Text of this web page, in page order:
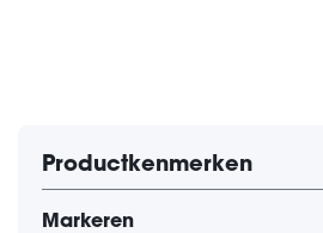
Productkenmerken
Markeren